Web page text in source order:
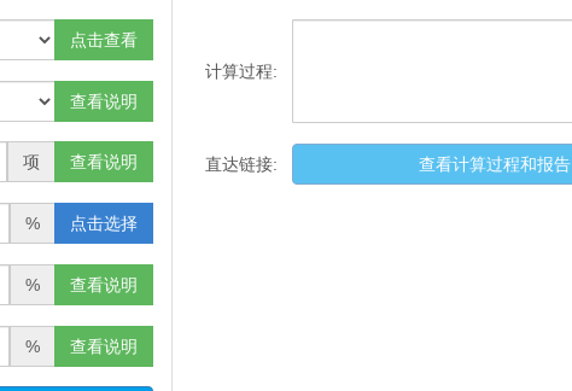
点击查看
查看说明
项 查看说明
% 点击选择
% 查看说明
% 查看说明
计算过程:
直达链接: 查看计算过程和报告